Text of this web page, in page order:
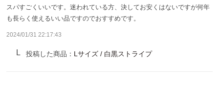
よみもの
商品の違い
お客様の声
スパすごくいいです。迷われている方、決してお安くはないですが何年
も長らく使えるいい品ですのでおすすめです。
2024/01/31 22:17:43
投稿した商品： Lサイズ / 白黒ストライプ